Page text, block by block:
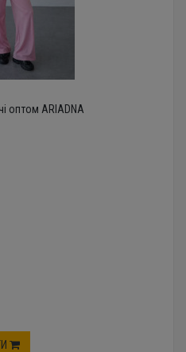
оптом ARIADNA